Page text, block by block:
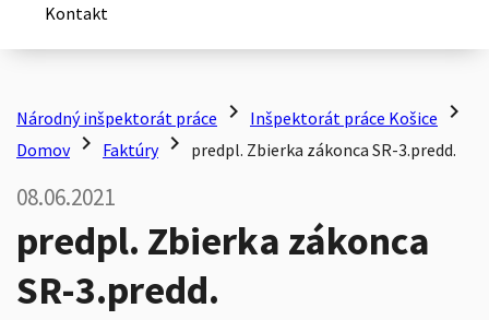
Kontakt
Národný inšpektorát práce chevron_right Inšpektorát práce Košice chevron_right
Domov chevron_right Faktúry chevron_right predpl. Zbierka zákonca SR-3.predd.
08.06.2021
predpl. Zbierka zákonca
SR-3.predd.